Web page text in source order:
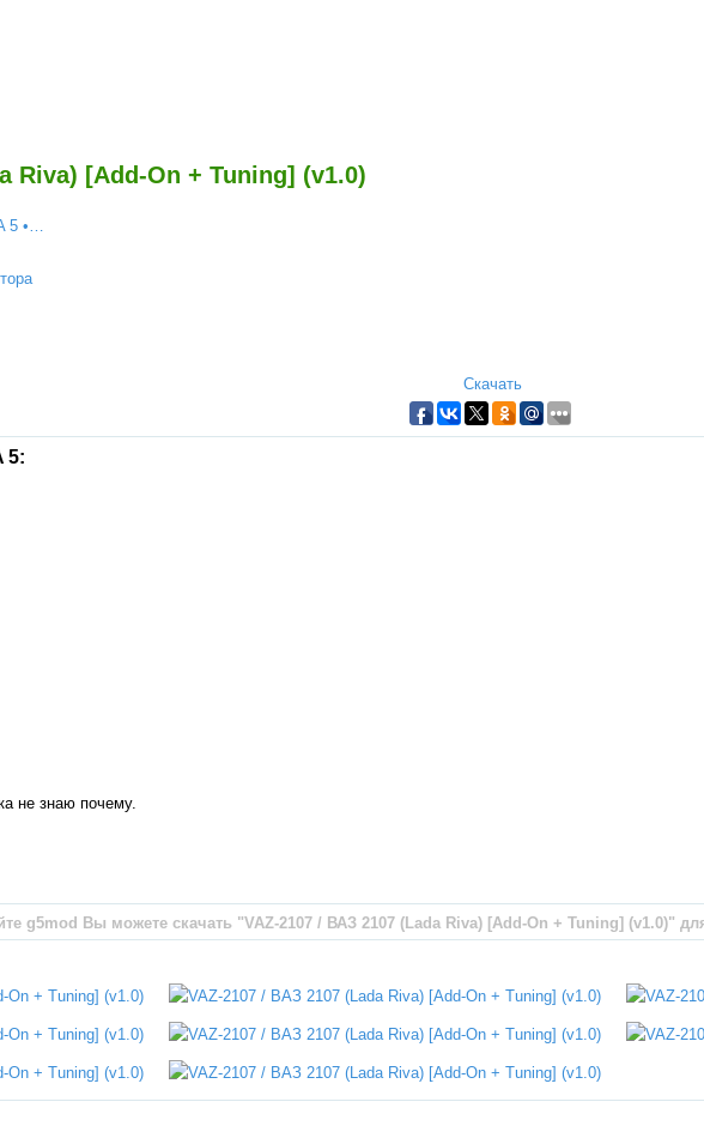
Riva) [Add-On + Tuning] (v1.0)
5 •…
Скачать
5:
не знаю почему.
g5mod Вы можете скачать "VAZ-2107 / ВАЗ 2107 (Lada Riva) [Add-On + Tuning] (v1.0)"